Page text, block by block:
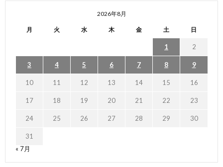
2026年8月
月 火 水 木 金 土 日
1 2
3 4 5 6 7 8 9
10 11 12 13 14 15 16
17 18 19 20 21 22 23
24 25 26 27 28 29 30
31
« 7月